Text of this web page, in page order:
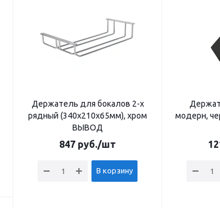
Держатель для бокалов 2-х
рядный (340х210х65мм), хром
ВЫВОД
847 руб./шт
В корзину
модерн,